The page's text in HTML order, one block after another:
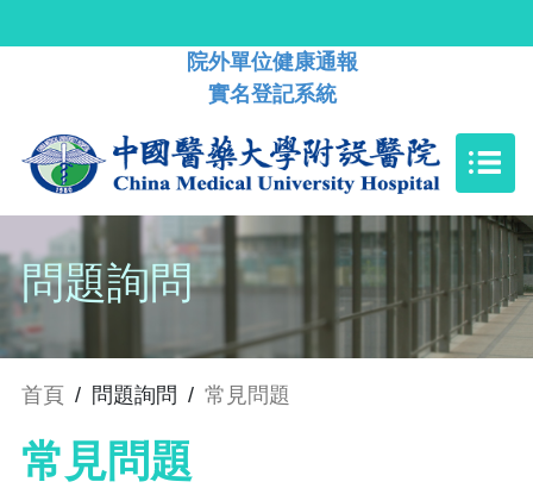
院外單位健康通報
實名登記系統
問題詢問
首頁 / 問題詢問 / 常見問題
常見問題